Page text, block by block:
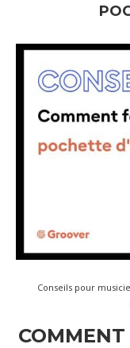
Conseils pour
COMMENT